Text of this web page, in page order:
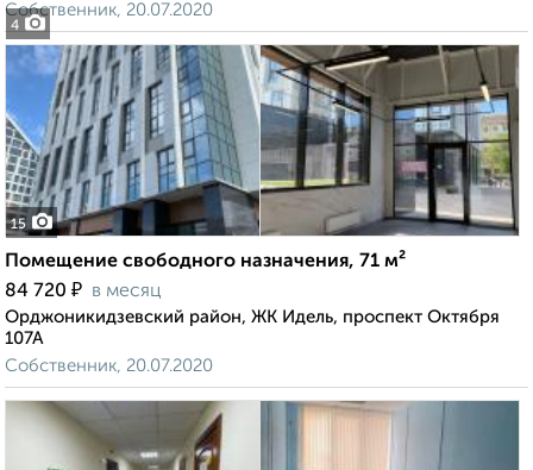
4
Собственник, 20.07.2020
15
Помещение свободного назначения, 71 м²
84 720 ₽ в месяц
Орджоникидзевский район, ЖК Идель, проспект Октября
107А
Собственник, 20.07.2020